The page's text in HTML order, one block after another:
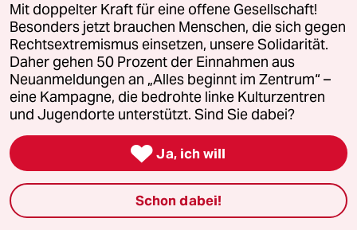
Mehr zum Thema
Mit doppelter Kraft für eine offene Gesellschaft!
Besonders jetzt brauchen Menschen, die sich gegen
Rechtsextremismus einsetzen, unsere Solidarität.
Daher gehen 50 Prozent der Einnahmen aus
Neuanmeldungen an „Alles beginnt im Zentrum“ –
eine Kampagne, die bedrohte linke Kulturzentren
und Jugendorte unterstützt. Sind Sie dabei?
 Ja, ich will
Schon dabei!